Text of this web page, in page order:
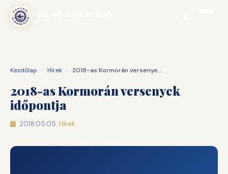
Ugrás
Kezdőlap Hírek 2018-as Kormorán versenyek időpontja
2018-as Kormorán versenyek
időpontja
2018.05.05.·Hírek